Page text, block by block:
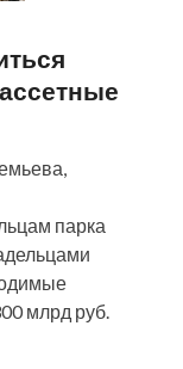
парка
млрд руб.